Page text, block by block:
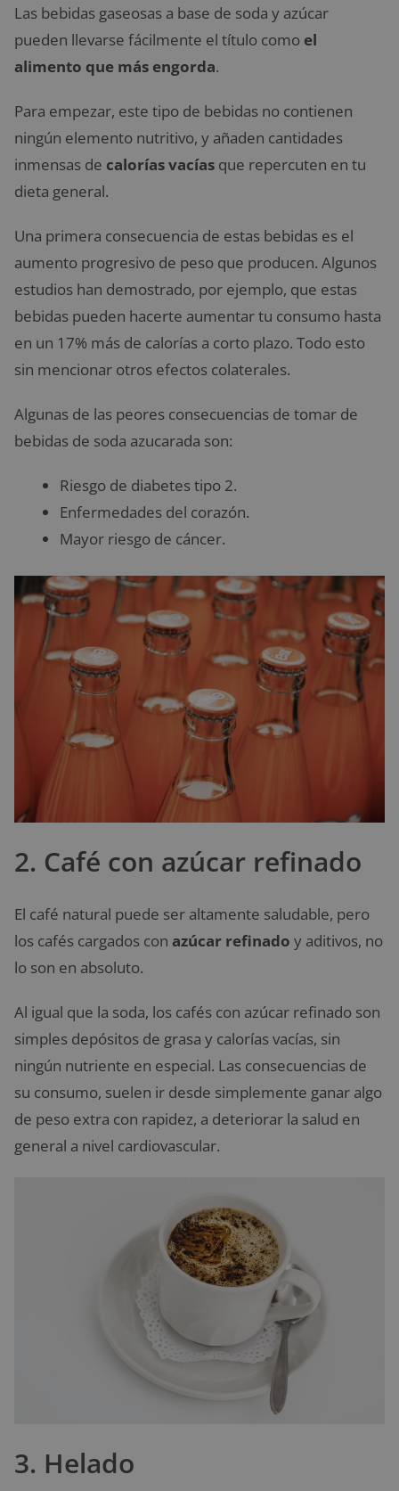
Las bebidas gaseosas a base de soda y azúcar
pueden llevarse fácilmente el título como el
alimento que más engorda.
Para empezar, este tipo de bebidas no contienen
ningún elemento nutritivo, y añaden cantidades
inmensas de calorías vacías que repercuten en tu
dieta general.
Una primera consecuencia de estas bebidas es el
aumento progresivo de peso que producen. Algunos
estudios han demostrado, por ejemplo, que estas
bebidas pueden hacerte aumentar tu consumo hasta
en un 17% más de calorías a corto plazo. Todo esto
sin mencionar otros efectos colaterales.
Algunas de las peores consecuencias de tomar de
bebidas de soda azucarada son:
Riesgo de diabetes tipo 2.
Enfermedades del corazón.
Mayor riesgo de cáncer.
2. Café con azúcar refinado
El café natural puede ser altamente saludable, pero
los cafés cargados con azúcar refinado y aditivos, no
lo son en absoluto.
Al igual que la soda, los cafés con azúcar refinado son
simples depósitos de grasa y calorías vacías, sin
ningún nutriente en especial. Las consecuencias de
su consumo, suelen ir desde simplemente ganar algo
de peso extra con rapidez, a deteriorar la salud en
general a nivel cardiovascular.
3. Helado